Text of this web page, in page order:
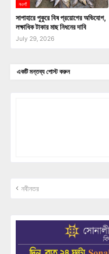
নওগাঁ
সাপাহারে পুকুরে বিষ প্রয়োগের অভিযোগ,
লক্ষাধিক টাকার মাছ নিধনের দাবি
July 29, 2026
একটি মন্তব্য পোস্ট করুন
নবীনতর